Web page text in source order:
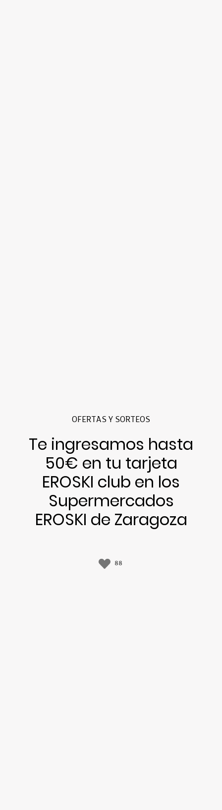
OFERTAS Y SORTEOS
Te ingresamos hasta
50€ en tu tarjeta
EROSKI club en los
Supermercados
EROSKI de Zaragoza
88